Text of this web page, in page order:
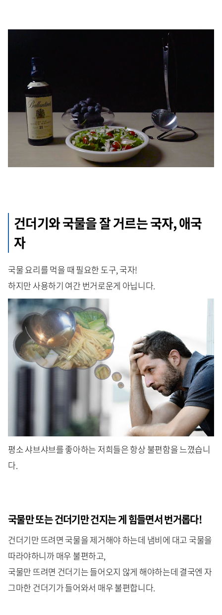
건더기와 국물을 잘 거르는 국자, 애국
자
국물 요리를 먹을 때 필요한 도구, 국자!
하지만 사용하기 여간 번거로운게 아닙니다.
평소 샤브샤브를 좋아하는 저희들은 항상 불편함을 느꼈습니
다.
국물만 또는 건더기만 건지는 게 힘들면서 번거롭다!
건더기만 뜨려면 국물을 제거해야 하는데 냄비에 대고 국물을
따라야하니까 매우 불편하고,
국물만 뜨려면 건더기는 들어오지 않게 해야하는데 결국엔 자
그마한 건더기가 들어와서 매우 불편합니다.